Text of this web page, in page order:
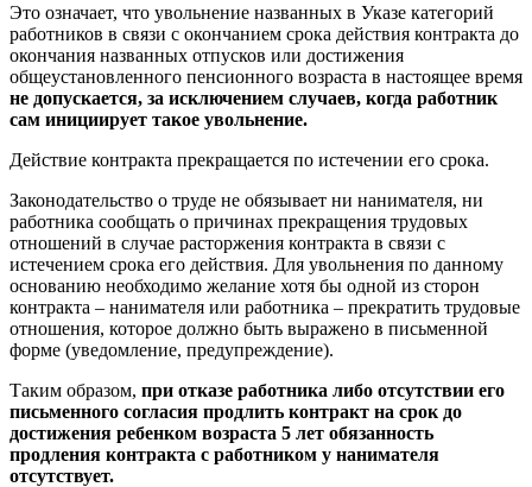
Это означает, что увольнение названных в Указе категорий
работников в связи с окончанием срока действия контракта до
окончания названных отпусков или достижения
общеустановленного пенсионного возраста в настоящее время
не допускается, за исключением случаев, когда работник
сам инициирует такое увольнение.
Действие контракта прекращается по истечении его срока.
Законодательство о труде не обязывает ни нанимателя, ни
работника сообщать о причинах прекращения трудовых
отношений в случае расторжения контракта в связи с
истечением срока его действия. Для увольнения по данному
основанию необходимо желание хотя бы одной из сторон
контракта – нанимателя или работника – прекратить трудовые
отношения, которое должно быть выражено в письменной
форме (уведомление, предупреждение).
Таким образом, при отказе работника либо отсутствии его
письменного согласия продлить контракт на срок до
достижения ребенком возраста 5 лет обязанность
продления контракта с работником у нанимателя
отсутствует.